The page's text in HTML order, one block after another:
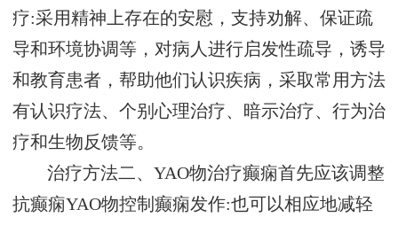
疗:采用精神上存在的安慰，支持劝解、保证疏
导和环境协调等，对病人进行启发性疏导，诱导
和教育患者，帮助他们认识疾病，采取常用方法
有认识疗法、个别心理治疗、暗示治疗、行为治
疗和生物反馈等。
治疗方法二、YAO物治疗癫痫首先应该调整
抗癫痫YAO物控制癫痫发作:也可以相应地减轻